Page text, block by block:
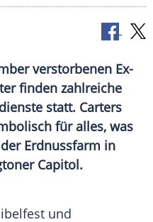
verstorbenen Ex-
finden zahlreiche
statt. Carters
für alles, was
Erdnussfarm in
Capitol.
und